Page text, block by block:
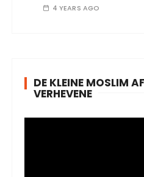
4 YEARS AGO
DE KLEINE MOSLIM
VERHEVENE